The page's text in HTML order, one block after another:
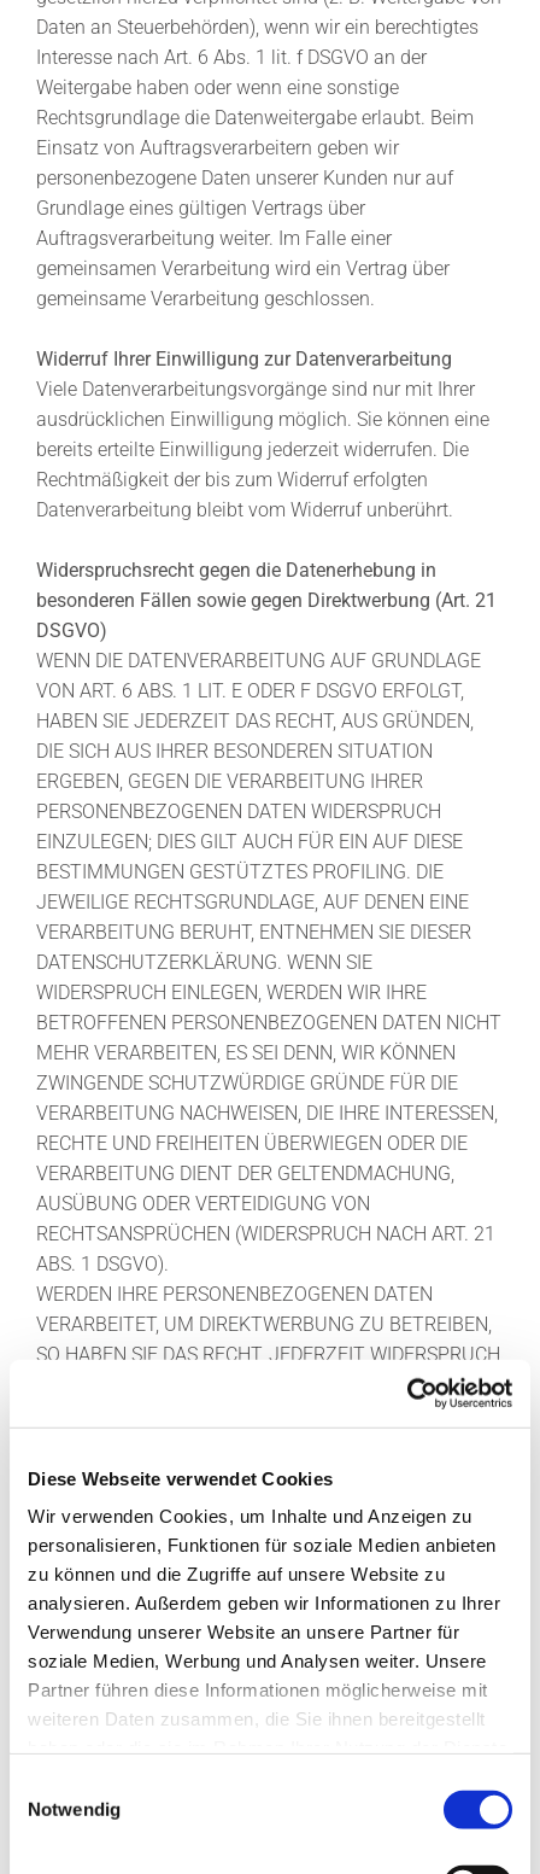
Diese Webseite verwendet Cookies
Wir verwenden Cookies, um Inhalte und Anzeigen zu
personalisieren, Funktionen für soziale Medien anbieten
zu können und die Zugriffe auf unsere Website zu
analysieren. Außerdem geben wir Informationen zu Ihrer
Verwendung unserer Website an unsere Partner für
soziale Medien, Werbung und Analysen weiter. Unsere
Partner führen diese Informationen möglicherweise mit
weiteren Daten zusammen, die Sie ihnen bereitgestellt
Notwendig
Daten an Steuerbehörden), wenn wir ein berechtigtes
Interesse nach Art. 6 Abs. 1 lit. f DSGVO an der
Weitergabe haben oder wenn eine sonstige
Rechtsgrundlage die Datenweitergabe erlaubt. Beim
Einsatz von Auftragsverarbeitern geben wir
personenbezogene Daten unserer Kunden nur auf
Grundlage eines gültigen Vertrags über
Auftragsverarbeitung weiter. Im Falle einer
gemeinsamen Verarbeitung wird ein Vertrag über
gemeinsame Verarbeitung geschlossen.
Widerruf Ihrer Einwilligung zur Datenverarbeitung
Viele Datenverarbeitungsvorgänge sind nur mit Ihrer
ausdrücklichen Einwilligung möglich. Sie können eine
bereits erteilte Einwilligung jederzeit widerrufen. Die
Rechtmäßigkeit der bis zum Widerruf erfolgten
Datenverarbeitung bleibt vom Widerruf unberührt.
Widerspruchsrecht gegen die Datenerhebung in
besonderen Fällen sowie gegen Direktwerbung (Art. 21
DSGVO)
WENN DIE DATENVERARBEITUNG AUF GRUNDLAGE
VON ART. 6 ABS. 1 LIT. E ODER F DSGVO ERFOLGT,
HABEN SIE JEDERZEIT DAS RECHT, AUS GRÜNDEN,
DIE SICH AUS IHRER BESONDEREN SITUATION
ERGEBEN, GEGEN DIE VERARBEITUNG IHRER
PERSONENBEZOGENEN DATEN WIDERSPRUCH
EINZULEGEN; DIES GILT AUCH FÜR EIN AUF DIESE
BESTIMMUNGEN GESTÜTZTES PROFILING. DIE
JEWEILIGE RECHTSGRUNDLAGE, AUF DENEN EINE
VERARBEITUNG BERUHT, ENTNEHMEN SIE DIESER
DATENSCHUTZERKLÄRUNG. WENN SIE
WIDERSPRUCH EINLEGEN, WERDEN WIR IHRE
BETROFFENEN PERSONENBEZOGENEN DATEN NICHT
MEHR VERARBEITEN, ES SEI DENN, WIR KÖNNEN
ZWINGENDE SCHUTZWÜRDIGE GRÜNDE FÜR DIE
VERARBEITUNG NACHWEISEN, DIE IHRE INTERESSEN,
RECHTE UND FREIHEITEN ÜBERWIEGEN ODER DIE
VERARBEITUNG DIENT DER GELTENDMACHUNG,
AUSÜBUNG ODER VERTEIDIGUNG VON
RECHTSANSPRÜCHEN (WIDERSPRUCH NACH ART. 21
ABS. 1 DSGVO).
WERDEN IHRE PERSONENBEZOGENEN DATEN
VERARBEITET, UM DIREKTWERBUNG ZU BETREIBEN,
SO HABEN SIE DAS RECHT, JEDERZEIT WIDERSPRUCH
GEGEN DIE VERARBEITUNG SIE BETREFFENDER
AUCH FÜR DAS PROFILING, SOWEIT ES MIT SOLCHER
DIREKTWERBUNG IN VERBINDUNG STEHT. WENN SIE
WIDERSPRECHEN, WERDEN IHRE
PERSONENBEZOGENEN DATEN ANSCHLIESSEND
NICHT MEHR ZUM ZWECKE DER DIREKTWERBUNG
VERWENDET (WIDERSPRUCH NACH ART. 21 ABS. 2
DSGVO).
Beschwerde­recht bei der zuständigen Aufsichts­
Betroffenen ein Beschwerderecht bei einer
ihres gewöhnlichen Aufenthalts, ihres Arbeitsplatzes